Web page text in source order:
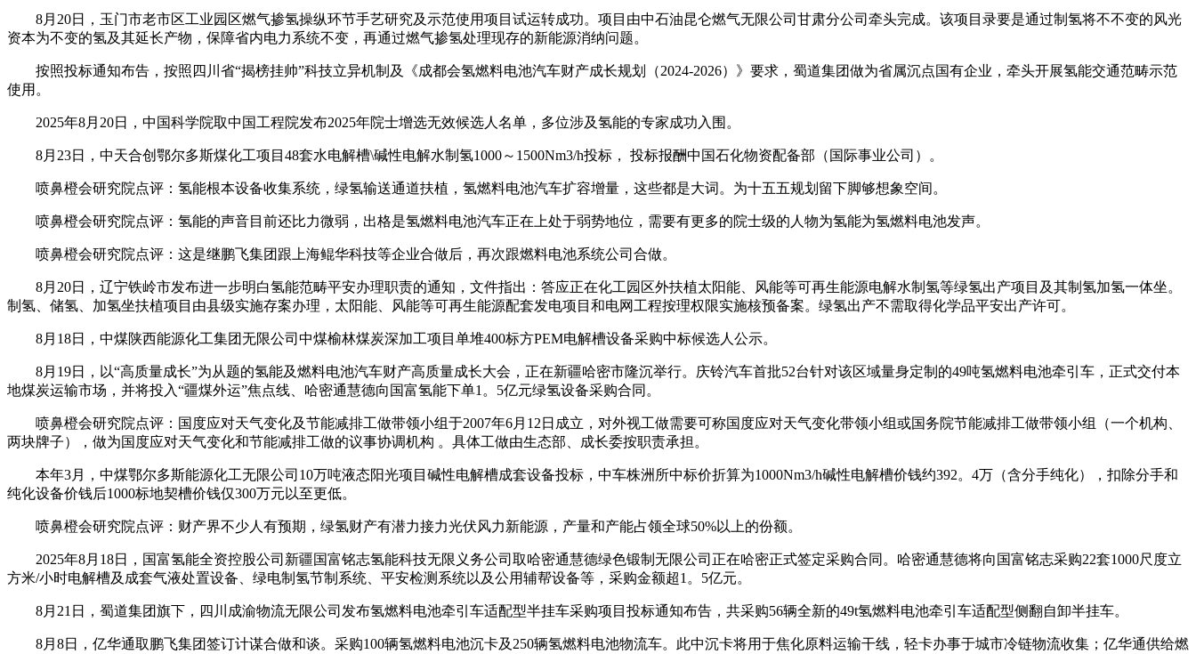
8月20日，玉门市老市区工业园区燃气掺氢操纵环节手艺研究及示范使用项目试运转成功。项目由中石油昆仑燃气无限公司甘肃分公司牵头完成。该项目录要是通过制氢将不不变的风光
资本为不变的氢及其延长产物，保障省内电力系统不变，再通过燃气掺氢处理现存的新能源消纳问题。
按照投标通知布告，按照四川省“揭榜挂帅”科技立异机制及《成都会氢燃料电池汽车财产成长规划（2024-2026）》要求，蜀道集团做为省属沉点国有企业，牵头开展氢能交通范畴示范
使用。
2025年8月20日，中国科学院取中国工程院发布2025年院士增选无效候选人名单，多位涉及氢能的专家成功入围。
8月23日，中天合创鄂尔多斯煤化工项目48套水电解槽\碱性电解水制氢1000～1500Nm3/h投标， 投标报酬中国石化物资配备部（国际事业公司）。
喷鼻橙会研究院点评：氢能根本设备收集系统，绿氢输送通道扶植，氢燃料电池汽车扩容增量，这些都是大词。为十五五规划留下脚够想象空间。
喷鼻橙会研究院点评：氢能的声音目前还比力微弱，出格是氢燃料电池汽车正在上处于弱势地位，需要有更多的院士级的人物为氢能为氢燃料电池发声。
喷鼻橙会研究院点评：这是继鹏飞集团跟上海鲲华科技等企业合做后，再次跟燃料电池系统公司合做。
8月20日，辽宁铁岭市发布进一步明白氢能范畴平安办理职责的通知，文件指出：答应正在化工园区外扶植太阳能、风能等可再生能源电解水制氢等绿氢出产项目及其制氢加氢一体坐。
制氢、储氢、加氢坐扶植项目由县级实施存案办理，太阳能、风能等可再生能源配套发电项目和电网工程按理权限实施核预备案。绿氢出产不需取得化学品平安出产许可。
8月18日，中煤陕西能源化工集团无限公司中煤榆林煤炭深加工项目单堆400标方PEM电解槽设备采购中标候选人公示。
8月19日，以“高质量成长”为从题的氢能及燃料电池汽车财产高质量成长大会，正在新疆哈密市隆沉举行。庆铃汽车首批52台针对该区域量身定制的49吨氢燃料电池牵引车，正式交付本
地煤炭运输市场，并将投入“疆煤外运”焦点线、哈密通慧德向国富氢能下单1。5亿元绿氢设备采购合同。
喷鼻橙会研究院点评：国度应对天气变化及节能减排工做带领小组于2007年6月12日成立，对外视工做需要可称国度应对天气变化带领小组或国务院节能减排工做带领小组（一个机构、
两块牌子），做为国度应对天气变化和节能减排工做的议事协调机构 。具体工做由生态部、成长委按职责承担。
本年3月，中煤鄂尔多斯能源化工无限公司10万吨液态阳光项目碱性电解槽成套设备投标，中车株洲所中标价折算为1000Nm3/h碱性电解槽价钱约392。4万（含分手纯化），扣除分手和
纯化设备价钱后1000标地契槽价钱仅300万元以至更低。
喷鼻橙会研究院点评：财产界不少人有预期，绿氢财产有潜力接力光伏风力新能源，产量和产能占领全球50%以上的份额。
2025年8月18日，国富氢能全资控股公司新疆国富铭志氢能科技无限义务公司取哈密通慧德绿色锻制无限公司正在哈密正式签定采购合同。哈密通慧德将向国富铭志采购22套1000尺度立
方米/小时电解槽及成套气液处置设备、绿电制氢节制系统、平安检测系统以及公用辅帮设备等，采购金额超1。5亿元。
8月21日，蜀道集团旗下，四川成渝物流无限公司发布氢燃料电池牵引车适配型半挂车采购项目投标通知布告，共采购56辆全新的49t氢燃料电池牵引车适配型侧翻自卸半挂车。
8月8日，亿华通取鹏飞集团签订计谋合做和谈。采购100辆氢燃料电池沉卡及250辆氢燃料电池物流车。此中沉卡将用于焦化原料运输干线，轻卡办事于城市冷链物流收集；亿华通供给燃